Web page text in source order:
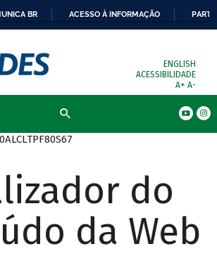
BR ACESSO À INFORMAÇÃO
ENGLISH
ACESSIBILIDADE
A+ A-
do
da Web